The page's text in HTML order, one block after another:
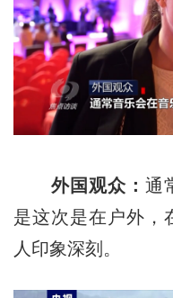
外国观众： 通
是这次是在户外，
人印象深刻。